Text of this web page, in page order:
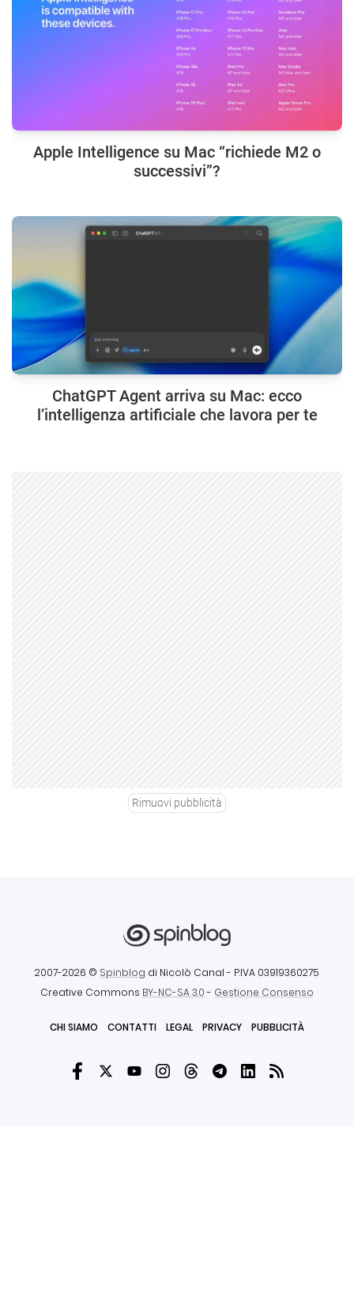
Apple Intelligence su Mac “richiede M2 o
successivi”?
ChatGPT Agent arriva su Mac: ecco
l’intelligenza artificiale che lavora per te
Rimuovi pubblicità
2007-2026 © Spinblog di Nicolò Canal - P.IVA 03919360275
Creative Commons BY-NC-SA 3.0- Gestione Consenso
CHI SIAMO CONTATTI LEGAL PRIVACY PUBBLICITÀ